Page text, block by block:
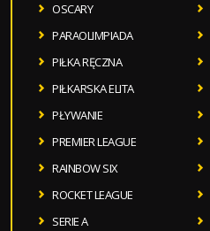
OSCARY
PARAOLIMPIADA
PIŁKA RĘCZNA
PIŁKARSKA ELITA
PŁYWANIE
PREMIER LEAGUE
RAINBOW SIX
ROCKET LEAGUE
SERIE A